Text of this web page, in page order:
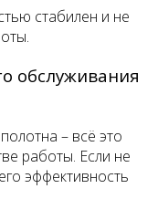
стабилен и не
обслуживания
– всё это
работы. Если не
эффективность